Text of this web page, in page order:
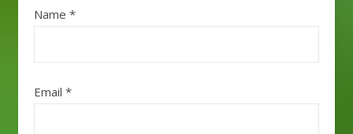
Name *
Email *